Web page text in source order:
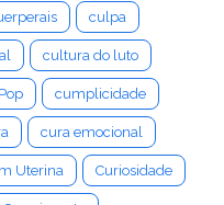
culpa
cultura do luto
cumplicidade
cura emocional
Uterina Curiosidade